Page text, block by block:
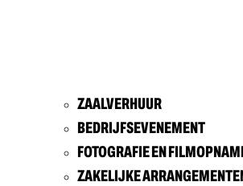
ZAALVERHUUR
BEDRIJFSEVENEMENT
FOTOGRAFIE EN
ZAKELIJKE